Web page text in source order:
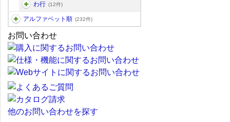
わ行 (12件)
アルファベット順 (232件)
お問い合わせ
他のお問い合わせを探す